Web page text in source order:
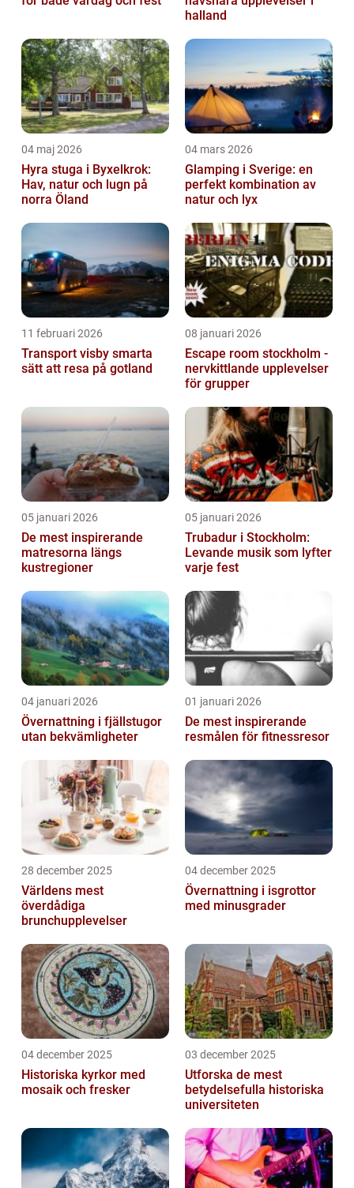
halland
04 maj 2026
Hyra stuga i Byxelkrok:
Hav, natur och lugn på
norra Öland
04 mars 2026
Glamping i Sverige: en
perfekt kombination av
natur och lyx
11 februari 2026
Transport visby smarta
sätt att resa på gotland
08 januari 2026
Escape room stockholm -
nervkittlande upplevelser
för grupper
05 januari 2026
De mest inspirerande
matresorna längs
kustregioner
05 januari 2026
Trubadur i Stockholm:
Levande musik som lyfter
varje fest
04 januari 2026
Övernattning i fjällstugor
utan bekvämligheter
01 januari 2026
De mest inspirerande
resmålen för fitnessresor
28 december 2025
Världens mest
överdådiga
brunchupplevelser
04 december 2025
Övernattning i isgrottor
med minusgrader
04 december 2025
Historiska kyrkor med
mosaik och fresker
03 december 2025
Utforska de mest
betydelsefulla historiska
universiteten